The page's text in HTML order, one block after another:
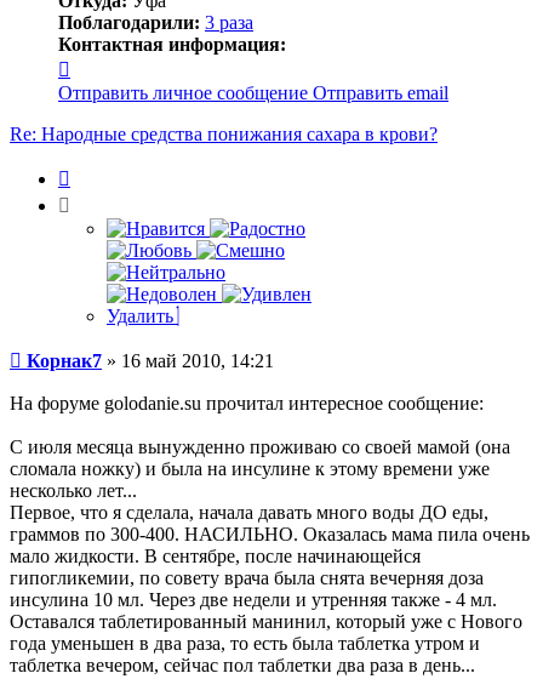
Поблагодарили: 3 раза
Контактная информация:
информация
пользователя
Корнак7
Отправить личное сообщение Отправить email
Re: Народные средства понижания сахара в крови?
Удалить
Сообщение
Корнак7 » 16 май 2010, 14:21
На форуме golodanie.su прочитал интересное сообщение:
С июля месяца вынужденно проживаю со своей мамой (она
сломала ножку) и была на инсулине к этому времени уже
несколько лет...
Первое, что я сделала, начала давать много воды ДО еды,
граммов по 300-400. НАСИЛЬНО. Оказалась мама пила очень
мало жидкости. В сентябре, после начинающейся
гипогликемии, по совету врача была снята вечерняя доза
инсулина 10 мл. Через две недели и утренняя также - 4 мл.
Оставался таблетированный манинил, который уже с Нового
года уменьшен в два раза, то есть была таблетка утром и
таблетка вечером, сейчас пол таблетки два раза в день...